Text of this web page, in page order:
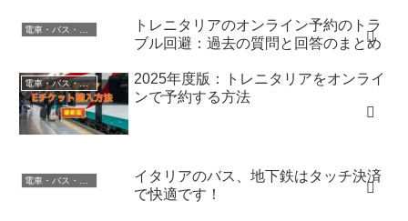
トレニタリアのオンライン予約のトラ
ブル回避：過去の質問と回答のまとめ
電車・バス・レンタカー
2025年度版：トレニタリアをオンライ
ンで予約する方法
イタリアのバス、地下鉄はタッチ決済
で快適です！